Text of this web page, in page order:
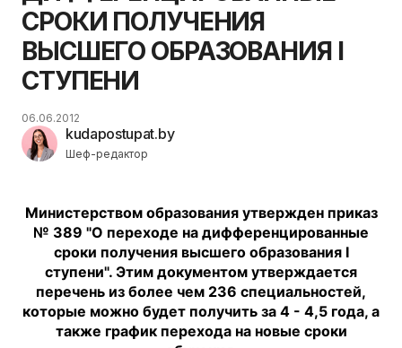
СРОКИ ПОЛУЧЕНИЯ
ВЫСШЕГО ОБРАЗОВАНИЯ І
СТУПЕНИ
kudapostupat.by
Шеф-редактор
06.06.2012
Министерством образования утвержден приказ
№ 389 "О переходе на дифференцированные
сроки получения высшего образования І
ступени". Этим документом утверждается
перечень из более чем 236 специальностей,
которые можно будет получить за 4 - 4,5 года, а
также график перехода на новые сроки